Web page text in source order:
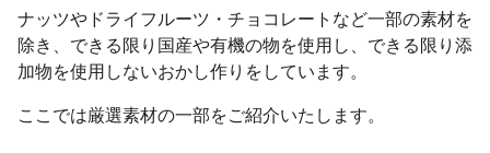
ナッツやドライフルーツ・チョコレートなど一部の素材を
除き、できる限り国産や有機の物を使用し、できる限り添
加物を使用しないおかし作りをしています。
ここでは厳選素材の一部をご紹介いたします。